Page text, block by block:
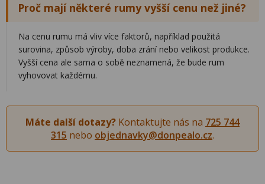
Proč mají některé rumy vyšší cenu než jiné?
Na cenu rumu má vliv více faktorů, například použitá
surovina, způsob výroby, doba zrání nebo velikost produkce.
Vyšší cena ale sama o sobě neznamená, že bude rum
vyhovovat každému.
Máte další dotazy? Kontaktujte nás na 725 744
315 nebo objednavky@donpealo.cz.